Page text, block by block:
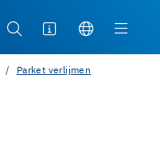
Parket verlijmen